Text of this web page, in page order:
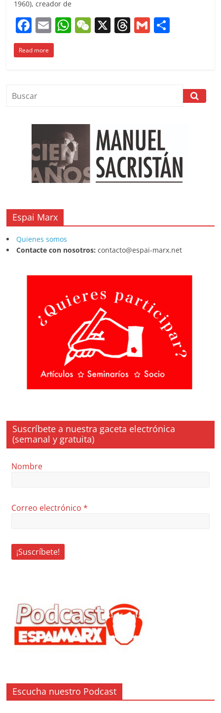
1960), creador de
F
a
c
o
o
E
m
ai
W
p
W X T G
ar
tir
Read more
Espai Marx
Quienes somos
Contacte con nosotros: contacto@espai-marx.net
Suscríbete a nuestra gaceta electrónica
(semanal y gratuita)
Nombre
Correo electrónico*
Escucha nuestro Podcast